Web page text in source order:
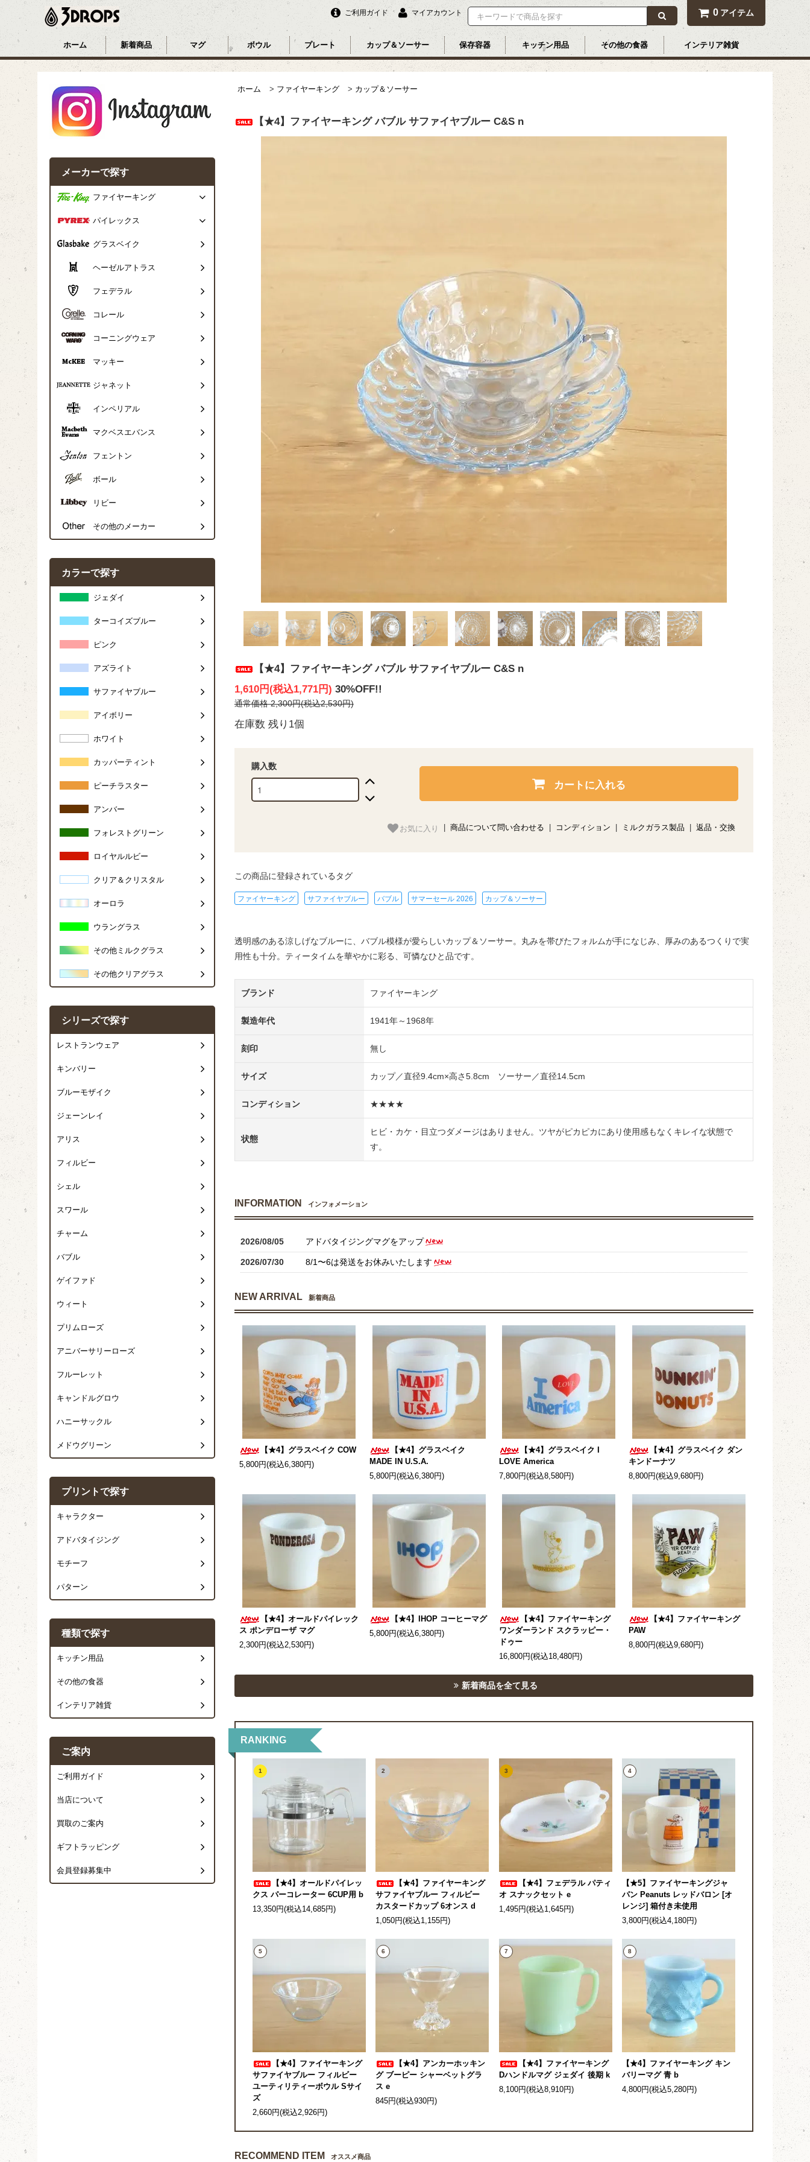
ご利用ガイド マイアカウント 0 アイテム
ホーム 新着商品 マグ ボウル プレート カップ＆ソーサー 保存容器 キッチン用品 その他の食器 インテリア雑貨
ホーム > ファイヤーキング > カップ＆ソーサー
【★4】ファイヤーキング バブル サファイヤブルー C&S n
【★4】ファイヤーキング バブル サファイヤブルー C&S n
1,610円(税込1,771円) 30%OFF!!
通常価格 2,300円(税込2,530円)
在庫数 残り1個
購入数
カートに入れる
お気に入り 商品について問い合わせる コンディション ミルクガラス製品 返品・交換
この商品に登録されているタグ
ファイヤーキング サファイヤブルー バブル サマーセール 2026 カップ＆ソーサー
透明感のある涼しげなブルーに、バブル模様が愛らしいカップ＆ソーサー。丸みを帯びたフォルムが手になじみ、厚みのあるつくりで実
用性も十分。ティータイムを華やかに彩る、可憐なひと品です。
ブランド ファイヤーキング
製造年代 1941年～1968年
刻印 無し
サイズ カップ／直径9.4cm×高さ5.8cm ソーサー／直径14.5cm
コンディション ★★★★
状態
ヒビ・カケ・目立つダメージはありません。ツヤがピカピカにあり使用感もなくキレイな状態で
す。
INFORMATION インフォメーション
2026/08/05 アドバタイジングマグをアップ
2026/07/30 8/1〜6は発送をお休みいたします
NEW ARRIVAL 新着商品
【★4】グラスベイク COW
5,800円(税込6,380円)
【★4】グラスベイク
MADE IN U.S.A.
5,800円(税込6,380円)
【★4】グラスベイク I
LOVE America
7,800円(税込8,580円)
【★4】グラスベイク ダン
キンドーナツ
8,800円(税込9,680円)
【★4】オールドパイレック
ス ポンデローザ マグ
2,300円(税込2,530円)
【★4】IHOP コーヒーマグ
5,800円(税込6,380円)
【★4】ファイヤーキング
ワンダーランド スクラッピー・
ドゥー
16,800円(税込18,480円)
【★4】ファイヤーキング
PAW
8,800円(税込9,680円)
新着商品を全て見る
RANKING
1
【★4】オールドパイレッ
クス パーコレーター 6CUP用 b
13,350円(税込14,685円)
2
【★4】ファイヤーキング
サファイヤブルー フィルビー
カスタードカップ 6オンス d
1,050円(税込1,155円)
3
【★4】フェデラル パティ
オ スナックセット e
1,495円(税込1,645円)
4
【★5】ファイヤーキングジャ
パン Peanuts レッドバロン [オ
レンジ] 箱付き未使用
3,800円(税込4,180円)
5
【★4】ファイヤーキング
サファイヤブルー フィルビー
ユーティリティーボウル Sサイ
ズ
2,660円(税込2,926円)
6
【★4】アンカーホッキン
グ ブーピー シャーベットグラ
ス e
845円(税込930円)
7
【★4】ファイヤーキング
Dハンドルマグ ジェダイ 後期 k
8,100円(税込8,910円)
8
【★4】ファイヤーキング キン
バリーマグ 青 b
4,800円(税込5,280円)
RECOMMEND ITEM オススメ商品
メーカーで探す
ファイヤーキング
パイレックス
グラスベイク
ヘーゼルアトラス
フェデラル
コレール
コーニングウェア
マッキー
ジャネット
インペリアル
マクベスエバンス
フェントン
ボール
リビー
その他のメーカー
カラーで探す
ジェダイ
ターコイズブルー
ピンク
アズライト
サファイヤブルー
アイボリー
ホワイト
カッパーティント
ピーチラスター
アンバー
フォレストグリーン
ロイヤルルビー
クリア＆クリスタル
オーロラ
ウラングラス
その他ミルクグラス
その他クリアグラス
シリーズで探す
レストランウェア
キンバリー
ブルーモザイク
ジェーンレイ
アリス
フィルビー
シェル
スワール
チャーム
バブル
ゲイファド
ウィート
プリムローズ
アニバーサリーローズ
フルーレット
キャンドルグロウ
ハニーサックル
メドウグリーン
プリントで探す
キャラクター
アドバタイジング
モチーフ
パターン
種類で探す
キッチン用品
その他の食器
インテリア雑貨
ご案内
ご利用ガイド
当店について
買取のご案内
ギフトラッピング
会員登録募集中